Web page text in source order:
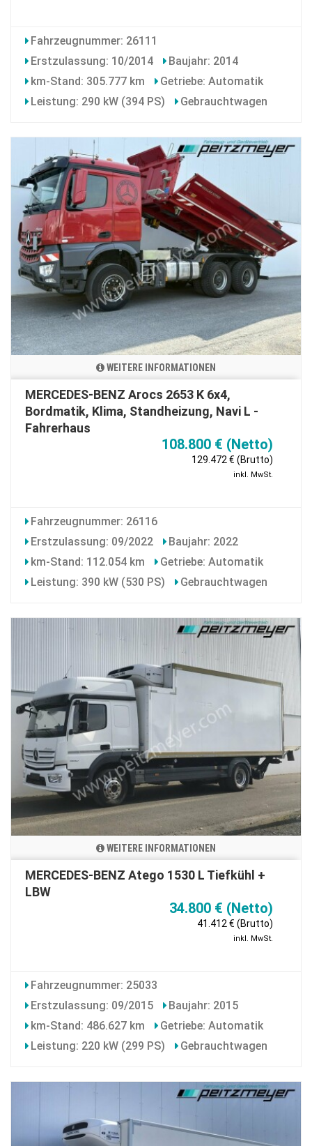
Fahrzeugnummer: 26111
Erstzulassung: 10/2014
Baujahr: 2014
km-Stand: 305.777 km
Getriebe: Automatik
Leistung: 290 kW (394 PS)
Gebrauchtwagen
WEITERE INFORMATIONEN
MERCEDES-BENZ Arocs 2653 K 6x4,
Bordmatik, Klima, Standheizung, Navi L -
Fahrerhaus
108.800 € (Netto)
129.472 € (Brutto)
inkl. MwSt.
Fahrzeugnummer: 26116
Erstzulassung: 09/2022
Baujahr: 2022
km-Stand: 112.054 km
Getriebe: Automatik
Leistung: 390 kW (530 PS)
Gebrauchtwagen
WEITERE INFORMATIONEN
MERCEDES-BENZ Atego 1530 L Tiefkühl +
LBW
34.800 € (Netto)
41.412 € (Brutto)
inkl. MwSt.
Fahrzeugnummer: 25033
Erstzulassung: 09/2015
Baujahr: 2015
km-Stand: 486.627 km
Getriebe: Automatik
Leistung: 220 kW (299 PS)
Gebrauchtwagen